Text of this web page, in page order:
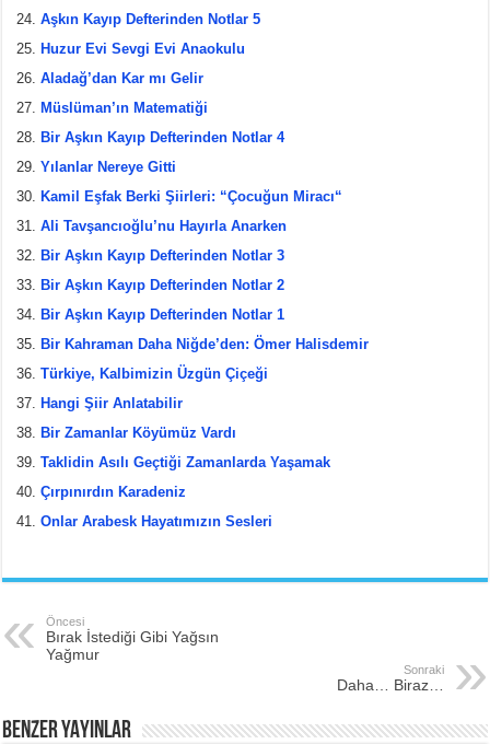
Aşkın Kayıp Defterinden Notlar 5
Huzur Evi Sevgi Evi Anaokulu
Aladağ’dan Kar mı Gelir
Müslüman’ın Matematiği
Bir Aşkın Kayıp Defterinden Notlar 4
Yılanlar Nereye Gitti
Kamil Eşfak Berki Şiirleri: “Çocuğun Miracı“
Ali Tavşancıoğlu’nu Hayırla Anarken
Bir Aşkın Kayıp Defterinden Notlar 3
Bir Aşkın Kayıp Defterinden Notlar 2
Bir Aşkın Kayıp Defterinden Notlar 1
Bir Kahraman Daha Niğde’den: Ömer Halisdemir
Türkiye, Kalbimizin Üzgün Çiçeği
Hangi Şiir Anlatabilir
Bir Zamanlar Köyümüz Vardı
Taklidin Asılı Geçtiği Zamanlarda Yaşamak
Çırpınırdın Karadeniz
Onlar Arabesk Hayatımızın Sesleri
Öncesi
Bırak İstediği Gibi Yağsın
Yağmur
Sonraki
Daha… Biraz…
BENZER YAYINLAR